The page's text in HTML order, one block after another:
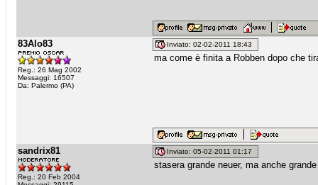
83Alo83
Reg.: 26 Mag 2002
Messaggi: 16507
Da: Palermo (PA)
Inviato: 02-02-2011 18:43
ma come è finita a Robben dopo che
sandrix81
Reg.: 20 Feb 2004
Inviato: 05-02-2011 01:17
stasera grande neuer, ma anche